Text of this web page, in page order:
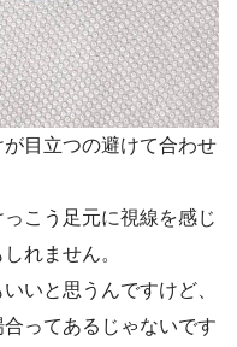
目立つの避けて合わせ
こう足元に視線を感じ
れません。
いと思うんですけど、
ってあるじゃないです